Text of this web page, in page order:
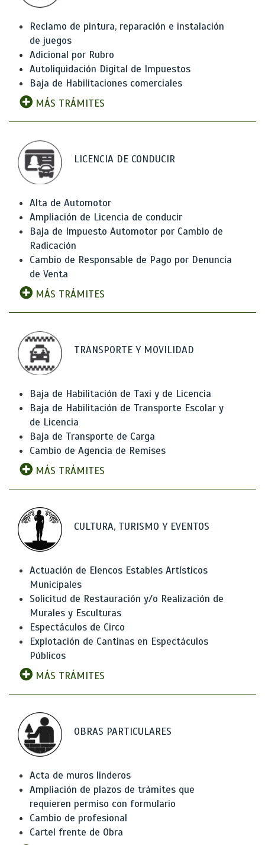
Reclamo de pintura, reparación e instalación
de juegos
Adicional por Rubro
Autoliquidación Digital de Impuestos
Baja de Habilitaciones comerciales
MÁS TRÁMITES
LICENCIA DE CONDUCIR
Alta de Automotor
Ampliación de Licencia de conducir
Baja de Impuesto Automotor por Cambio de
Radicación
Cambio de Responsable de Pago por Denuncia
de Venta
MÁS TRÁMITES
TRANSPORTE Y MOVILIDAD
Baja de Habilitación de Taxi y de Licencia
Baja de Habilitación de Transporte Escolar y
de Licencia
Baja de Transporte de Carga
Cambio de Agencia de Remises
MÁS TRÁMITES
CULTURA, TURISMO Y EVENTOS
Actuación de Elencos Estables Artísticos
Municipales
Solicitud de Restauración y/o Realización de
Murales y Esculturas
Espectáculos de Circo
Explotación de Cantinas en Espectáculos
Públicos
MÁS TRÁMITES
OBRAS PARTICULARES
Acta de muros linderos
Ampliación de plazos de trámites que
requieren permiso con formulario
Cambio de profesional
Cartel frente de Obra